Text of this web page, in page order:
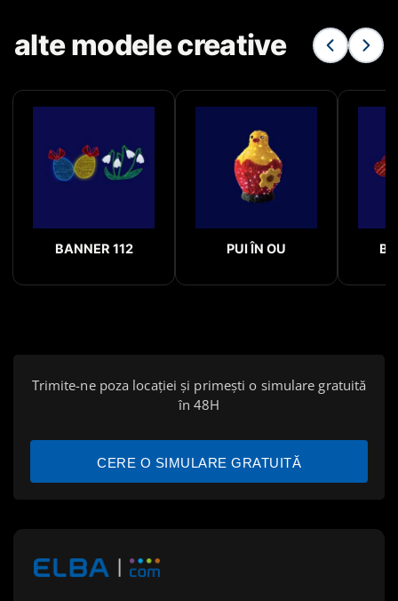
alte modele creative
BANNER 112 PUI ÎN OU
Trimite-ne poza locației și primești o simulare gratuită
în 48H
CERE O SIMULARE GRATUITĂ